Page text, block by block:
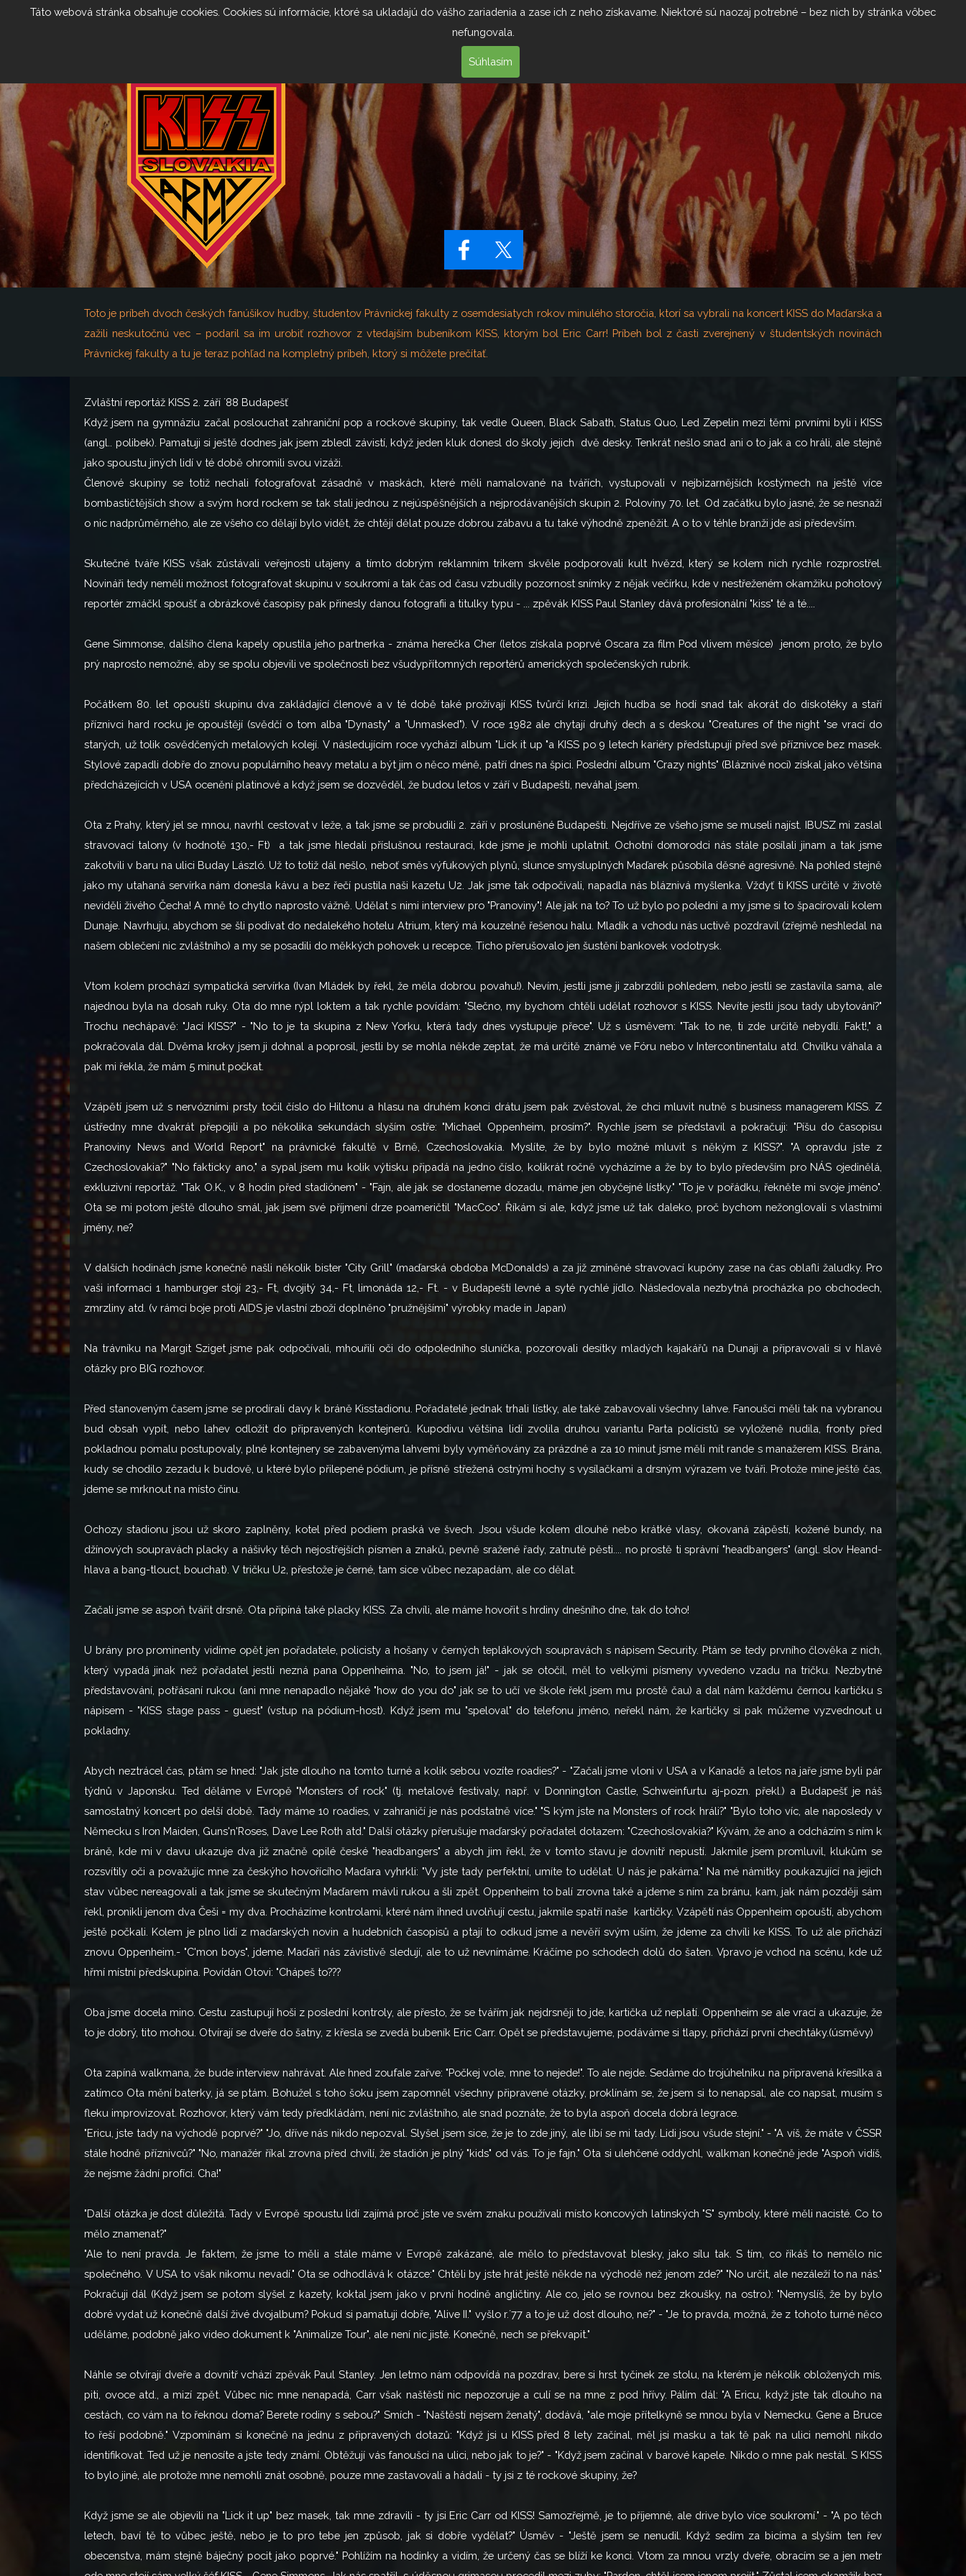
Táto webová stránka obsahuje cookies. Cookies sú informácie, ktoré sa ukladajú do vášho zariadenia a zase ich z neho získavame. Niektoré sú naozaj potrebné – bez nich by stránka vôbec
nefungovala.
Súhlasím
Toto je príbeh dvoch českých fanúšikov hudby, študentov Právnickej fakulty z osemdesiatych rokov minulého storočia, ktorí sa vybrali na koncert KISS do Maďarska a
zažili neskutočnú vec – podaril sa im urobiť rozhovor z vtedajším bubeníkom KISS, ktorým bol Eric Carr! Príbeh bol z časti zverejnený v študentských novinách
Právnickej fakulty a tu je teraz pohľad na kompletný príbeh, ktorý si môžete prečítať.
Zvláštní reportáž KISS 2. září ´88 Budapešť
Když jsem na gymnáziu začal poslouchat zahraniční pop a rockové skupiny, tak vedle Queen, Black Sabath, Status Quo, Led Zepelin mezi těmi prvními byli i KISS
(angl.. polibek). Pamatuji si ještě dodnes jak jsem zbledl závistí, když jeden kluk donesl do školy jejich dvě desky. Tenkrát nešlo snad ani o to jak a co hráli, ale stejně
jako spoustu jiných lidí v té době ohromili svou vizáži.
Členové skupiny se totiž nechali fotografovat zásadně v maskách, které měli namalované na tvářích, vystupovali v nejbizarnějších kostýmech na ještě více
bombastičtějších show a svým hord rockem se tak stali jednou z nejúspěšnějších a nejprodávanějších skupin 2. Poloviny 70. let. Od začátku bylo jasné, že se nesnaží
o nic nadprůměrného, ale ze všeho co dělají bylo vidět, že chtějí dělat pouze dobrou zábavu a tu také výhodně zpeněžit. A o to v téhle branži jde asi především.
Skutečné tváře KISS však zůstávali veřejnosti utajeny a tímto dobrým reklamním trikem skvěle podporovali kult hvězd, který se kolem nich rychle rozprostřel.
Novináři tedy neměli možnost fotografovat skupinu v soukromí a tak čas od času vzbudily pozornost snímky z nějak večírku, kde v nestřeženém okamžiku pohotový
reportér zmáčkl spoušť a obrázkové časopisy pak přinesly danou fotografii a titulky typu - ... zpěvák KISS Paul Stanley dává profesionální "kiss" té a té....
Gene Simmonse, dalšího člena kapely opustila jeho partnerka - známa herečka Cher (letos získala poprvé Oscara za film Pod vlivem měsíce) jenom proto, že bylo
prý naprosto nemožné, aby se spolu objevili ve společnosti bez všudypřítomných reportérů amerických společenských rubrik.
Počátkem 80. let opouští skupinu dva zakládající členové a v té době také prožívají KISS tvůrčí krizi. Jejich hudba se hodí snad tak akorát do diskotéky a staří
příznivci hard rocku je opouštějí (svědčí o tom alba "Dynasty" a "Unmasked"). V roce 1982 ale chytají druhý dech a s deskou "Creatures of the night "se vrací do
starých, už tolik osvědčených metalových kolejí. V následujícím roce vychází album "Lick it up "a KISS po 9 letech kariéry předstupují před své příznivce bez masek.
Stylové zapadli dobře do znovu populárního heavy metalu a být jim o něco méně, patří dnes na špici. Poslední album "Crazy nights" (Bláznivé noci) získal jako většina
předcházejících v USA ocenění platinové a když jsem se dozvěděl, že budou letos v září v Budapešti, neváhal jsem.
Ota z Prahy, který jel se mnou, navrhl cestovat v leže, a tak jsme se probudili 2. září v prosluněné Budapešti. Nejdříve ze všeho jsme se museli najíst. IBUSZ mi zaslal
stravovací talony (v hodnotě 130,- Ft) a tak jsme hledali příslušnou restauraci, kde jsme je mohli uplatnit. Ochotní domorodci nás stále posílali jinam a tak jsme
zakotvili v baru na ulici Buday László. Už to totiž dál nešlo, neboť směs výfukových plynů, slunce smysluplných Maďarek působila děsné agresivně. Na pohled stejně
jako my utahaná servírka nám donesla kávu a bez řečí pustila naši kazetu U2. Jak jsme tak odpočívali, napadla nás bláznivá myšlenka. Vždyť ti KISS určitě v životě
neviděli živého Čecha! A mně to chytlo naprosto vážně. Udělat s nimi interview pro "Pranoviny"! Ale jak na to? To už bylo po poledni a my jsme si to špacírovali kolem
Dunaje. Navrhuju, abychom se šli podívat do nedalekého hotelu Atrium, který má kouzelně řešenou halu. Mladík a vchodu nás uctivě pozdravil (zřejmě neshledal na
našem oblečení nic zvláštního) a my se posadili do měkkých pohovek u recepce. Ticho přerušovalo jen šustění bankovek vodotrysk.
Vtom kolem prochází sympatická servírka (Ivan Mládek by řekl, že měla dobrou povahu!). Nevím, jestli jsme ji zabrzdili pohledem, nebo jestli se zastavila sama, ale
najednou byla na dosah ruky. Ota do mne rýpl loktem a tak rychle povídám: "Slečno, my bychom chtěli udělat rozhovor s KISS. Nevíte jestli jsou tady ubytování?"
Trochu nechápavě: "Jací KISS?" - "No to je ta skupina z New Yorku, která tady dnes vystupuje přece". Už s úsměvem: "Tak to ne, ti zde určitě nebydlí. Fakt!," a
pokračovala dál. Dvěma kroky jsem ji dohnal a poprosil, jestli by se mohla někde zeptat, že má určitě známé ve Fóru nebo v Intercontinentalu atd. Chvilku váhala a
pak mi řekla, že mám 5 minut počkat.
Vzápětí jsem už s nervózními prsty točil číslo do Hiltonu a hlasu na druhém konci drátu jsem pak zvěstoval, že chci mluvit nutně s business managerem KISS. Z
ústředny mne dvakrát přepojili a po několika sekundách slyším ostře: "Michael Oppenheim, prosím?". Rychle jsem se představil a pokračuji: "Píšu do časopisu
Pranoviny News and World Report" na právnické fakultě v Brně, Czechoslovakia. Myslíte, že by bylo možné mluvit s někým z KISS?". "A opravdu jste z
Czechoslovakia?" "No fakticky ano," a sypal jsem mu kolik výtisku připadá na jedno číslo, kolikrát ročně vycházíme a že by to bylo především pro NÁS ojedinělá,
exkluzivní reportáž. "Tak O.K., v 8 hodin před stadiónem" - "Fajn, ale jak se dostaneme dozadu, máme jen obyčejné lístky." "To je v pořádku, řekněte mi svoje jméno".
Ota se mi potom ještě dlouho smál, jak jsem své příjmení drze poameričtil "MacCoo". Říkám si ale, když jsme už tak daleko, proč bychom nežonglovali s vlastními
jmény, ne?
V dalších hodinách jsme konečně našli několik bister "City Grill" (maďarská obdoba McDonalds) a za již zmíněné stravovací kupóny zase na čas oblafli žaludky. Pro
vaši informaci 1 hamburger stojí 23,- Ft, dvojitý 34,- Ft, limonáda 12,- Ft. - v Budapešti levné a syté rychlé jídlo. Následovala nezbytná procházka po obchodech,
zmrzliny atd. (v rámci boje proti AIDS je vlastní zboží doplněno "pružnějšími" výrobky made in Japan)
Na trávníku na Margit Sziget jsme pak odpočívali, mhouřili oči do odpoledního sluníčka, pozorovali desítky mladých kajakářů na Dunaji a připravovali si v hlavě
otázky pro BIG rozhovor.
Před stanoveným časem jsme se prodírali davy k bráně Kisstadionu. Pořadatelé jednak trhali lístky, ale také zabavovali všechny lahve. Fanoušci měli tak na vybranou
bud obsah vypít, nebo lahev odložit do připravených kontejnerů. Kupodivu většina lidí zvolila druhou variantu Parta policistů se vyloženě nudila, fronty před
pokladnou pomalu postupovaly, plné kontejnery se zabavenýma lahvemi byly vyměňovány za prázdné a za 10 minut jsme měli mít rande s manažerem KISS. Brána,
kudy se chodilo zezadu k budově, u které bylo přilepené pódium, je přísně střežená ostrými hochy s vysílačkami a drsným výrazem ve tváři. Protože mine ještě čas,
jdeme se mrknout na místo činu.
Ochozy stadionu jsou už skoro zaplněny, kotel před podiem praská ve švech. Jsou všude kolem dlouhé nebo krátké vlasy, okovaná zápěstí, kožené bundy, na
džínových soupravách placky a nášivky těch nejostřejších písmen a znaků, pevně sražené řady, zatnuté pěsti.... no prostě ti správní "headbangers" (angl. slov Heand-
hlava a bang-tlouct, bouchat). V tričku U2, přestože je černé, tam sice vůbec nezapadám, ale co dělat.
Začali jsme se aspoň tvářit drsně. Ota připíná také placky KISS. Za chvíli, ale máme hovořit s hrdiny dnešního dne, tak do toho!
U brány pro prominenty vidíme opět jen pořadatele, policisty a hošany v černých teplákových soupravách s nápisem Security. Ptám se tedy prvního člověka z nich,
který vypadá jinak než pořadatel jestli nezná pana Oppenheima. "No, to jsem já!" - jak se otočil, měl to velkými písmeny vyvedeno vzadu na tričku. Nezbytné
představování, potřásaní rukou (ani mne nenapadlo nějaké "how do you do" jak se to učí ve škole řekl jsem mu prostě čau) a dal nám každému černou kartičku s
nápisem - "KISS stage pass - guest" (vstup na pódium-host). Když jsem mu "speloval" do telefonu jméno, neřekl nám, že kartičky si pak můžeme vyzvednout u
pokladny.
Abych neztrácel čas, ptám se hned: "Jak jste dlouho na tomto turné a kolik sebou vozíte roadies?" - "Začali jsme vloni v USA a v Kanadě a letos na jaře jsme byli pár
týdnů v Japonsku. Ted děláme v Evropě "Monsters of rock" (tj. metalové festivaly, např. v Donnington Castle, Schweinfurtu aj-pozn. překl.) a Budapešť je náš
samostatný koncert po delší době. Tady máme 10 roadies, v zahraničí je nás podstatně více." "S kým jste na Monsters of rock hráli?" "Bylo toho víc, ale naposledy v
Německu s Iron Maiden, Guns'n'Roses, Dave Lee Roth atd." Další otázky přerušuje maďarský pořadatel dotazem: "Czechoslovakia?" Kývám, že ano a odcházím s ním k
bráně, kde mi v davu ukazuje dva již značně opilé české "headbangers" a abych jim řekl, že v tomto stavu je dovnitř nepustí. Jakmile jsem promluvil, klukům se
rozsvítily oči a považujíc mne za českýho hovořícího Maďara vyhrkli: "Vy jste tady perfektní, umíte to udělat. U nás je pakárna." Na mé námitky poukazující na jejich
stav vůbec nereagovali a tak jsme se skutečným Maďarem mávli rukou a šli zpět. Oppenheim to balí zrovna také a jdeme s ním za bránu, kam, jak nám později sám
řekl, pronikli jenom dva Češi = my dva. Procházíme kontrolami, které nám ihned uvolňují cestu, jakmile spatří naše kartičky. Vzápětí nás Oppenheim opouští, abychom
ještě počkali. Kolem je plno lidí z maďarských novin a hudebních časopisů a ptají to odkud jsme a nevěří svým uším, že jdeme za chvíli ke KISS. To už ale přichází
znovu Oppenheim.- "C'mon boys", jdeme. Maďaři nás závistivě sledují, ale to už nevnímáme. Kráčíme po schodech dolů do šaten. Vpravo je vchod na scénu, kde už
hřmí místní předskupina. Povídán Otovi: "Chápeš to???
Oba jsme docela mino. Cestu zastupují hoši z poslední kontroly, ale přesto, že se tvářím jak nejdrsněji to jde, kartička už neplatí. Oppenheim se ale vrací a ukazuje, že
to je dobrý, tito mohou. Otvírají se dveře do šatny, z křesla se zvedá bubeník Eric Carr. Opět se představujeme, podáváme si tlapy, přichází první chechtáky.(úsměvy)
Ota zapíná walkmana, že bude interview nahrávat. Ale hned zoufale zařve: "Počkej vole, mne to nejede!". To ale nejde. Sedáme do trojúhelníku na připravená křesílka a
zatímco Ota mění baterky, já se ptám. Bohužel s toho šoku jsem zapomněl všechny připravené otázky, proklínám se, že jsem si to nenapsal, ale co napsat, musím s
fleku improvizovat. Rozhovor, který vám tedy předkládám, není nic zvláštního, ale snad poznáte, že to byla aspoň docela dobrá legrace.
"Ericu, jste tady na východě poprvé?" "Jo, dříve nás nikdo nepozval. Slyšel jsem sice, že je to zde jiný, ale líbí se mi tady. Lidi jsou všude stejní." - "A víš, že máte v ČSSR
stále hodně příznivců?" "No, manažér říkal zrovna před chvílí, že stadión je plný "kids" od vás. To je fajn." Ota si ulehčené oddychl, walkman konečně jede "Aspoň vidíš,
že nejsme žádní profíci. Cha!"
"Další otázka je dost důležitá. Tady v Evropě spoustu lidí zajímá proč jste ve svém znaku používali místo koncových latinských "S" symboly, které měli nacisté. Co to
mělo znamenat?"
"Ale to není pravda. Je faktem, že jsme to měli a stále máme v Evropě zakázané, ale mělo to představovat blesky, jako sílu tak. S tím, co říkáš to nemělo nic
společného. V USA to však nikomu nevadí." Ota se odhodlává k otázce:" Chtěli by jste hrát ještě někde na východě než jenom zde?" "No určit, ale nezáleží to na nás."
Pokračuji dál (Když jsem se potom slyšel z kazety, koktal jsem jako v první hodině angličtiny. Ale co, jelo se rovnou bez zkoušky, na ostro.): "Nemyslíš, že by bylo
dobré vydat už konečně další živé dvojalbum? Pokud si pamatuji dobře, "Alive II." vyšlo r.´77 a to je už dost dlouho, ne?" - "Je to pravda, možná, že z tohoto turné něco
uděláme, podobně jako video dokument k "Animalize Tour", ale není nic jisté. Konečně, nech se překvapit."
Náhle se otvírají dveře a dovnitř vchází zpěvák Paul Stanley. Jen letmo nám odpovídá na pozdrav, bere si hrst tyčinek ze stolu, na kterém je několik obložených mís,
piti, ovoce atd., a mizí zpět. Vůbec nic mne nenapadá, Carr však naštěstí nic nepozoruje a culí se na mne z pod hřívy. Pálím dál: "A Ericu, když jste tak dlouho na
cestách, co vám na to řeknou doma? Berete rodiny s sebou?" Smích - "Naštěstí nejsem ženatý", dodává, "ale moje přítelkyně se mnou byla v Nemecku. Gene a Bruce
to řeší podobně." Vzpomínám si konečně na jednu z připravených dotazů: "Když jsi u KISS před 8 lety začínal, měl jsi masku a tak tě pak na ulici nemohl nikdo
identifikovat. Ted už je nenosíte a jste tedy známí. Obtěžují vás fanoušci na ulici, nebo jak to je?" - "Když jsem začínal v barové kapele. Nikdo o mne pak nestál. S KISS
to bylo jiné, ale protože mne nemohli znát osobně, pouze mne zastavovali a hádali - ty jsi z té rockové skupiny, že?
Když jsme se ale objevili na "Lick it up" bez masek, tak mne zdravili - ty jsi Eric Carr od KISS! Samozřejmě, je to příjemné, ale drive bylo více soukromí." - "A po těch
letech, baví tě to vůbec ještě, nebo je to pro tebe jen způsob, jak si dobře vydělat?" Úsměv - "Ještě jsem se nenudil. Když sedím za bicíma a slyším ten řev
obecenstva, mám stejně báječný pocit jako poprvé." Pohlížím na hodinky a vidím, že určený čas se blíží ke konci. Vtom za mnou vrzly dveře, obracím se a jen metr